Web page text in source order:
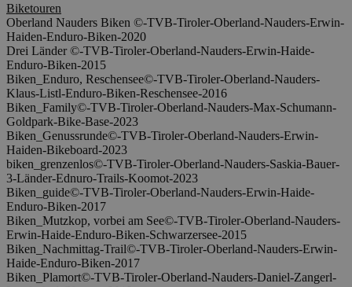
Biketouren
Oberland Nauders Biken ©-TVB-Tiroler-Oberland-Nauders-Erwin-
Haiden-Enduro-Biken-2020
Drei Länder ©-TVB-Tiroler-Oberland-Nauders-Erwin-Haide-
Enduro-Biken-2015
Biken_Enduro, Reschensee©-TVB-Tiroler-Oberland-Nauders-
Klaus-Listl-Enduro-Biken-Reschensee-2016
Biken_Family©-TVB-Tiroler-Oberland-Nauders-Max-Schumann-
Goldpark-Bike-Base-2023
Biken_Genussrunde©-TVB-Tiroler-Oberland-Nauders-Erwin-
Haiden-Bikeboard-2023
biken_grenzenlos©-TVB-Tiroler-Oberland-Nauders-Saskia-Bauer-
3-Länder-Ednuro-Trails-Koomot-2023
Biken_guide©-TVB-Tiroler-Oberland-Nauders-Erwin-Haide-
Enduro-Biken-2017
Biken_Mutzkop, vorbei am See©-TVB-Tiroler-Oberland-Nauders-
Erwin-Haide-Enduro-Biken-Schwarzersee-2015
Biken_Nachmittag-Trail©-TVB-Tiroler-Oberland-Nauders-Erwin-
Haide-Enduro-Biken-2017
Biken_Plamort©-TVB-Tiroler-Oberland-Nauders-Daniel-Zangerl-